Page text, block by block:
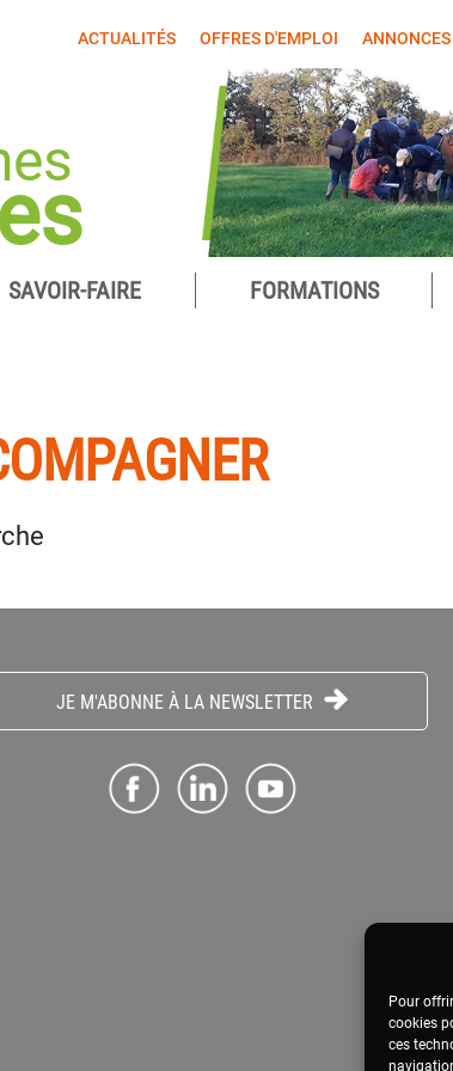
Pour
cookies
ces
ACTUALITÉS OFFRES D'EMPLOI ANNONCES
SAVOIR-FAIRE FORMATIONS
JE M'ABONNE À LA NEWSLETTER